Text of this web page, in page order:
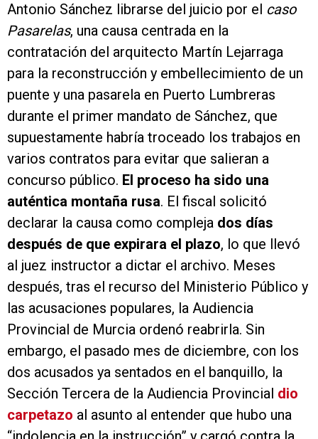
Antonio Sánchez librarse del juicio por el caso
Pasarelas, una causa centrada en la
contratación del arquitecto Martín Lejarraga
para la reconstrucción y embellecimiento de un
puente y una pasarela en Puerto Lumbreras
durante el primer mandato de Sánchez, que
supuestamente habría troceado los trabajos en
varios contratos para evitar que salieran a
concurso público. El proceso ha sido una
auténtica montaña rusa. El fiscal solicitó
declarar la causa como compleja dos días
después de que expirara el plazo, lo que llevó
al juez instructor a dictar el archivo. Meses
después, tras el recurso del Ministerio Público y
las acusaciones populares, la Audiencia
Provincial de Murcia ordenó reabrirla. Sin
embargo, el pasado mes de diciembre, con los
dos acusados ya sentados en el banquillo, la
Sección Tercera de la Audiencia Provincial dio
carpetazo al asunto al entender que hubo una